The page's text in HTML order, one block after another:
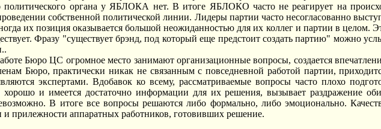
политического органа у ЯБЛОКА нет. В итоге ЯБЛОКО часто не реагирует на
собственной политической линии. Лидеры партии часто несогласованно
их позиция оказывается большой неожиданностью для их коллег и партии в целом.
Фразу "существует брэнд, под который еще предстоит создать партию" можно
Бюро ЦС огромное место занимают организационные вопросы, создается
Бюро, практически никак не связанным с повседневной работой партии,
экспертами. Вдобавок ко всему, рассматриваемые вопросы часто плохо
хорошо и имеется достаточно информации для их решения, вызывает раздражение
В итоге все вопросы решаются либо формально, либо эмоционально.
и прилежности аппаратных работников, готовивших решение.